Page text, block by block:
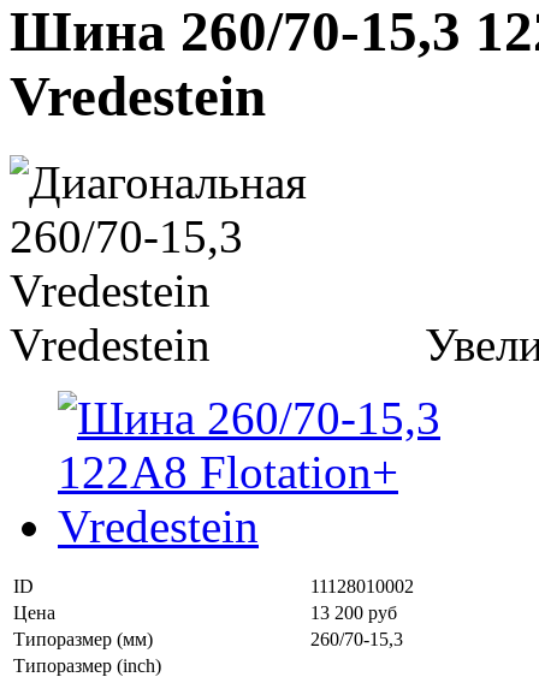
Шина 260/70-15,3
Vredestein
ID
11128010002
Цена
13 200 руб
Типоразмер (мм)
260/70-15,3
Типоразмер (inch)